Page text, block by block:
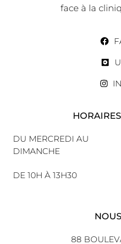
face à la
DU MERCREDI AU
DIMANCHE
DE 10H À 13H30
88